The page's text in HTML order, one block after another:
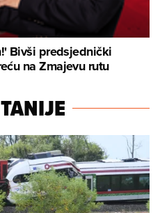
Bivši predsjednički
na Zmajevu rutu